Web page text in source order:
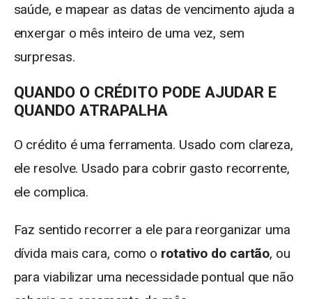
saúde, e mapear as datas de vencimento ajuda a
enxergar o mês inteiro de uma vez, sem
surpresas.
QUANDO O CRÉDITO PODE AJUDAR E
QUANDO ATRAPALHA
O crédito é uma ferramenta. Usado com clareza,
ele resolve. Usado para cobrir gasto recorrente,
ele complica.
Faz sentido recorrer a ele para reorganizar uma
dívida mais cara, como o rotativo do cartão, ou
para viabilizar uma necessidade pontual que não